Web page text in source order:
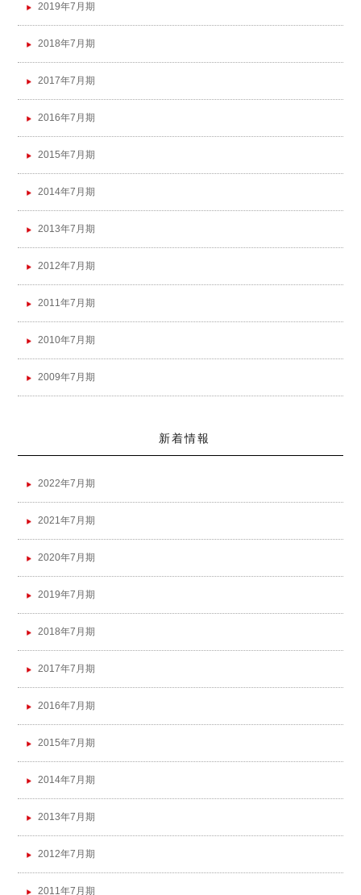
2019年7月期
2018年7月期
2017年7月期
2016年7月期
2015年7月期
2014年7月期
2013年7月期
2012年7月期
2011年7月期
2010年7月期
2009年7月期
新着情報
2022年7月期
2021年7月期
2020年7月期
2019年7月期
2018年7月期
2017年7月期
2016年7月期
2015年7月期
2014年7月期
2013年7月期
2012年7月期
2011年7月期